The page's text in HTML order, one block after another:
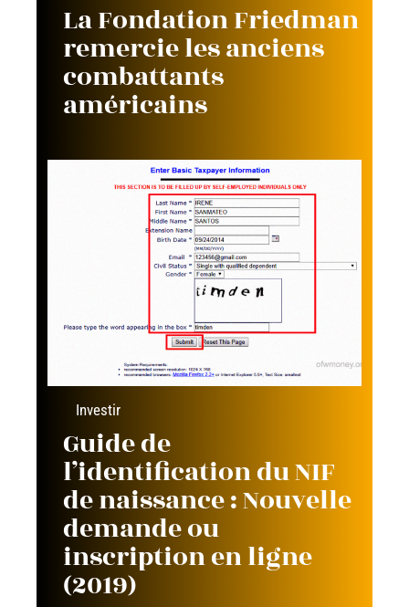
La Fondation Friedman
remercie les anciens
combattants
américains
Investir
Guide de
l’identification du NIF
de naissance : Nouvelle
demande ou
inscription en ligne
(2019)